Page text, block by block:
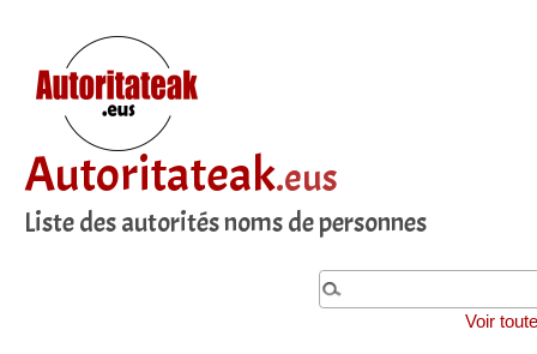
Autoritateak.eus
Liste des autorités noms de personnes
Voir